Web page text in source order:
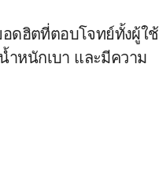
ดฮิตที่ตอบโจทย์ทั้งผู้ใช้
ำหนักเบา และมีความ